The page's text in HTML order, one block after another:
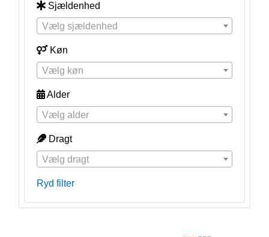
Sjældenhed
Vælg sjældenhed
Køn
Vælg køn
Alder
Vælg alder
Dragt
Vælg dragt
Ryd filter